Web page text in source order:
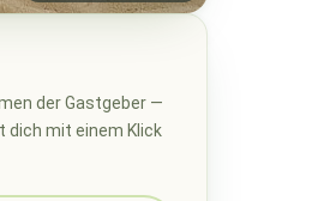
der Gastgeber —
dich mit einem Klick